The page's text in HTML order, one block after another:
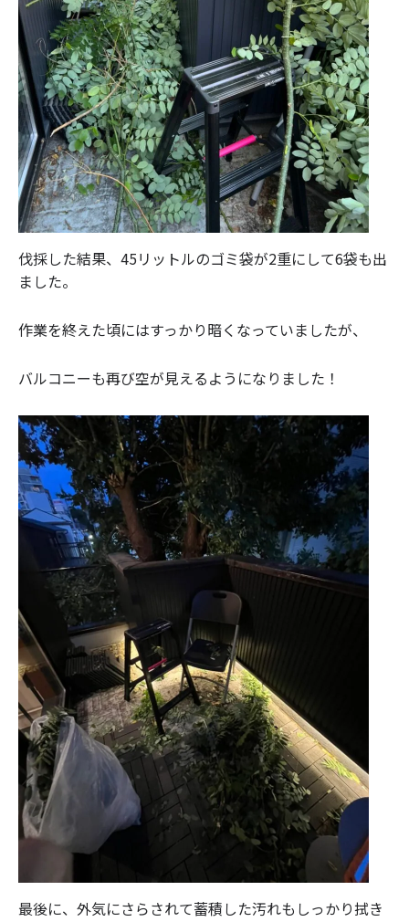
伐採した結果、45リットルのゴミ袋が2重にして6袋も出
ました。
作業を終えた頃にはすっかり暗くなっていましたが、
バルコニーも再び空が見えるようになりました！
最後に、外気にさらされて蓄積した汚れもしっかり拭き